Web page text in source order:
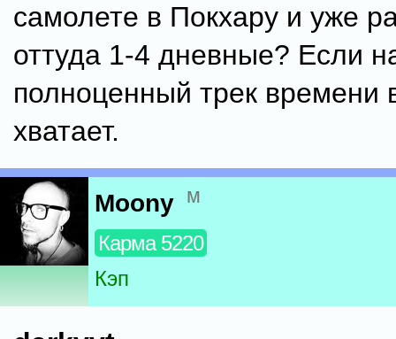
самолете в Покхару и уже
оттуда 1-4 дневные? Если
полноценный трек времени
хватает.
Moony м
Карма 5220
Кэп